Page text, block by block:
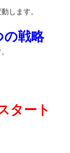
します。
の戦略
タート